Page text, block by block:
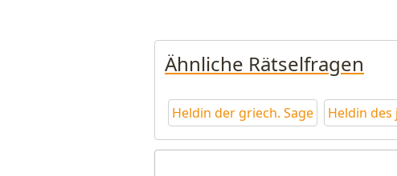
Ähnliche Rätselfragen
Heldin der griech. Sage Heldin des